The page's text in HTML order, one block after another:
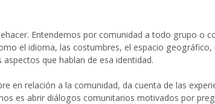
Entendemos por comunidad a todo grupo o
el idioma, las costumbres, el espacio
que hablan de esa identidad.
en relación a la comunidad, da cuenta de las
es abrir diálogos comunitarios motivados por